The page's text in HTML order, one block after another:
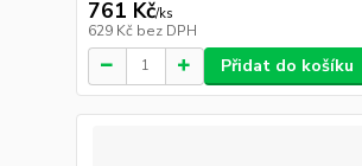
761 Kč/ks
629 Kč bez DPH
Přidat do košíku